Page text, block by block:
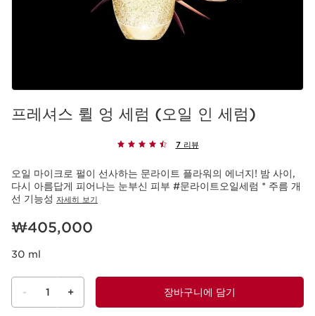
프레셔스 륄 엉 세럼 (오일 인 세럼)
7 리뷰
오일 마이크로 펄이 선사하는 문라이트 플라워의 에너지! 밤 사이,
다시 아름답게 피어나는 눈부신 피부 #문라이트오일세럼 * 주름 개
선 기능성 자세히 보기
현재 가격 ₩405,000
₩405,000
30 ml
- 1 + 장바구니에 담기